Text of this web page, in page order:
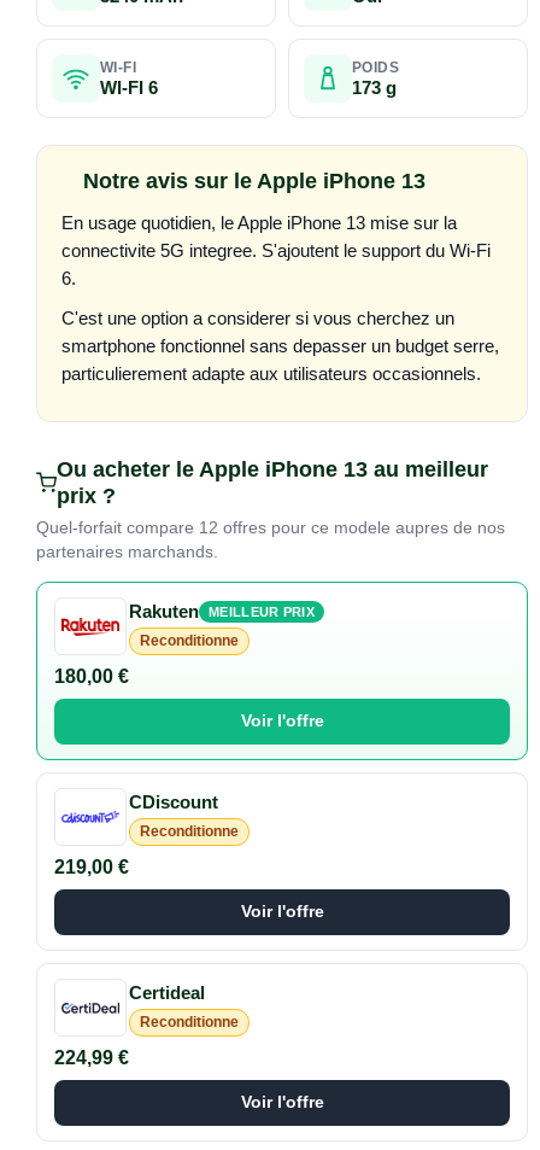
WI-FI
WI-FI 6
POIDS
173 g
Notre avis sur le Apple iPhone 13
En usage quotidien, le Apple iPhone 13 mise sur la
connectivite 5G integree. S'ajoutent le support du Wi-Fi
6.
C'est une option a considerer si vous cherchez un
smartphone fonctionnel sans depasser un budget serre,
particulierement adapte aux utilisateurs occasionnels.
Ou acheter le Apple iPhone 13 au meilleur
prix ?
Quel-forfait compare 12 offres pour ce modele aupres de nos
partenaires marchands.
Rakuten
MEILLEUR PRIX
Reconditionne
180,00 €
Voir l'offre
CDiscount
Reconditionne
219,00 €
Voir l'offre
Certideal
Reconditionne
224,99 €
Voir l'offre